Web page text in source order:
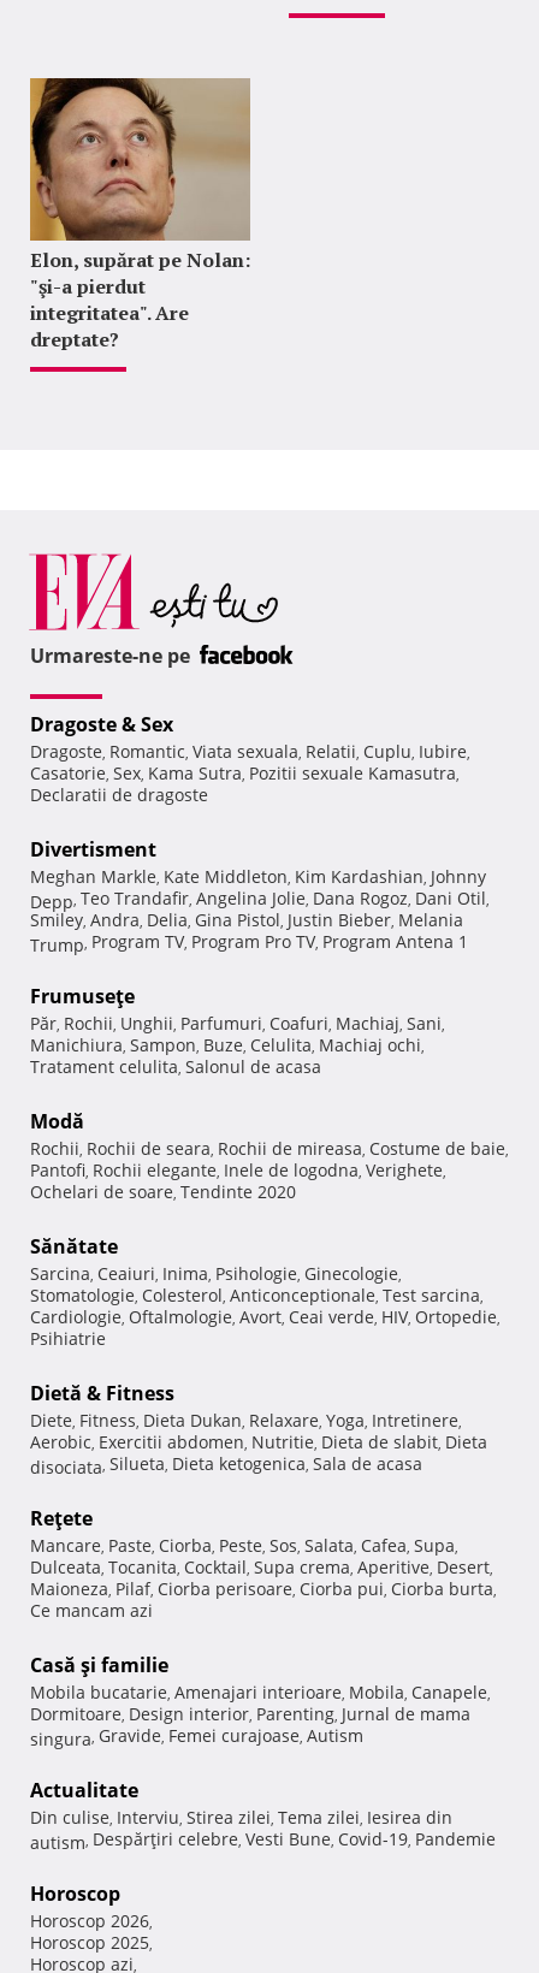
Elon, supărat pe Nolan:
"şi-a pierdut
integritatea". Are
dreptate?
Urmareste-ne pe
Dragoste & Sex
Dragoste, Romantic, Viata sexuala, Relatii, Cuplu, Iubire,
Casatorie, Sex, Kama Sutra, Pozitii sexuale Kamasutra,
Declaratii de dragoste
Divertisment
Meghan Markle, Kate Middleton, Kim Kardashian, Johnny
Depp, Teo Trandafir, Angelina Jolie, Dana Rogoz, Dani Otil,
Smiley, Andra, Delia, Gina Pistol, Justin Bieber, Melania
Trump, Program TV, Program Pro TV, Program Antena 1
Frumuseţe
Păr, Rochii, Unghii, Parfumuri, Coafuri, Machiaj, Sani,
Manichiura, Sampon, Buze, Celulita, Machiaj ochi,
Tratament celulita, Salonul de acasa
Modă
Rochii, Rochii de seara, Rochii de mireasa, Costume de baie,
Pantofi, Rochii elegante, Inele de logodna, Verighete,
Ochelari de soare, Tendinte 2020
Sănătate
Sarcina, Ceaiuri, Inima, Psihologie, Ginecologie,
Stomatologie, Colesterol, Anticonceptionale, Test sarcina,
Cardiologie, Oftalmologie, Avort, Ceai verde, HIV, Ortopedie,
Psihiatrie
Dietă & Fitness
Diete, Fitness, Dieta Dukan, Relaxare, Yoga, Intretinere,
Aerobic, Exercitii abdomen, Nutritie, Dieta de slabit, Dieta
disociata, Silueta, Dieta ketogenica, Sala de acasa
Reţete
Mancare, Paste, Ciorba, Peste, Sos, Salata, Cafea, Supa,
Dulceata, Tocanita, Cocktail, Supa crema, Aperitive, Desert,
Maioneza, Pilaf, Ciorba perisoare, Ciorba pui, Ciorba burta,
Ce mancam azi
Casă şi familie
Mobila bucatarie, Amenajari interioare, Mobila, Canapele,
Dormitoare, Design interior, Parenting, Jurnal de mama
singura, Gravide, Femei curajoase, Autism
Actualitate
Din culise, Interviu, Stirea zilei, Tema zilei, Iesirea din
autism, Despărţiri celebre, Vesti Bune, Covid-19, Pandemie
Horoscop
Horoscop 2026,
Horoscop 2025,
Horoscop azi,